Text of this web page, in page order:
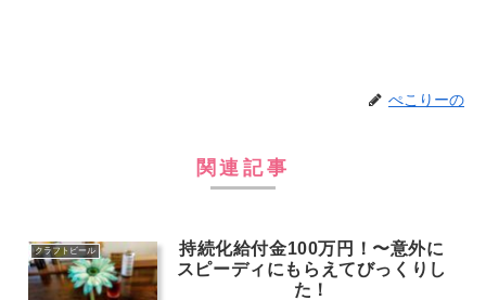
ぺこりーの
関連記事
クラフトビール
持続化給付金100万円！〜意外に
スピーディにもらえてびっくりし
た！